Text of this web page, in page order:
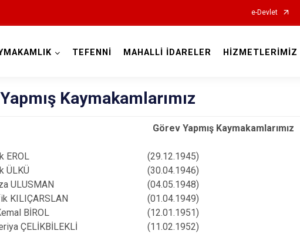
e-Devlet
TEFENNİ MAHALLİ İDARELER HİZMETLERİMİZ
Kaymakamlarımız
Görev Yapmış Kaymakamlarımız
EROL
(29.12.1945)
ÜLKÜ
(30.04.1946)
ULUSMAN
(04.05.1948)
KILIÇARSLAN
(01.04.1949)
BİROL
(12.01.1951)
ÇELİKBİLEKLİ
(11.02.1952)